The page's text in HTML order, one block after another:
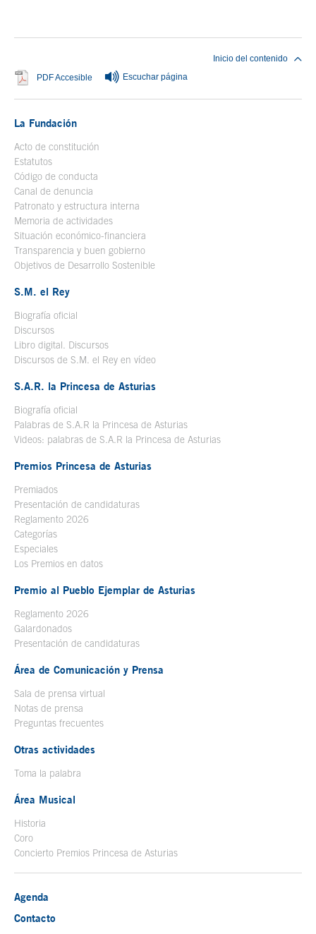
PDF Accesible Se abre en ventana nueva
Escuchar página
Inicio del contenido
La Fundación
Acto de constitución
Estatutos
Código de conducta
Canal de denuncia
Patronato y estructura interna
Memoria de actividades
Situación económico-financiera
Transparencia y buen gobierno
Objetivos de Desarrollo Sostenible
S.M. el Rey
Biografía oficial
Discursos
Libro digital. Discursos
Discursos de S.M. el Rey en vídeo
S.A.R. la Princesa de Asturias
Biografía oficial
Palabras de S.A.R la Princesa de Asturias
Videos: palabras de S.A.R la Princesa de Asturias
Premios Princesa de Asturias
Premiados
Presentación de candidaturas
Reglamento 2026
Categorías
Especiales
Los Premios en datos
Premio al Pueblo Ejemplar de Asturias
Reglamento 2026
Galardonados
Presentación de candidaturas
Área de Comunicación y Prensa
Sala de prensa virtual
Notas de prensa
Preguntas frecuentes
Otras actividades
Toma la palabra
Área Musical
Historia
Coro
Concierto Premios Princesa de Asturias
Agenda
Contacto